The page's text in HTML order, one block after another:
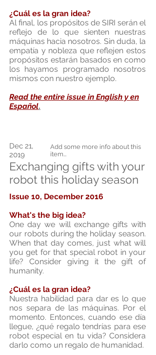
¿Cuál es la gran idea?
Al final, los propósitos de SIRI serán el
reflejo de lo que sienten nuestras
máquinas hacia nosotros. Sin duda, la
empatía y nobleza que reflejen estos
propósitos estarán basados en como
los hayamos programado nosotros
mismos con nuestro ejemplo.
Read the entire issue in English y en
Español.
Dec 21,
2019
Add some more info about this
item...
Exchanging gifts with your
robot this holiday season
Issue 10, December 2016
What's the big idea?
One day we will exchange gifts with
our robots during the holiday season.
When that day comes, just what will
you get for that special robot in your
life? Consider giving it the gift of
humanity.
¿Cuál es la gran idea?
Nuestra habilidad para dar es lo que
nos separa de las máquinas. Por el
momento. Entonces, cuando ese día
llegue, ¿qué regalo tendrías para ese
robot especial en tu vida? Considera
darlo como un regalo de humanidad.